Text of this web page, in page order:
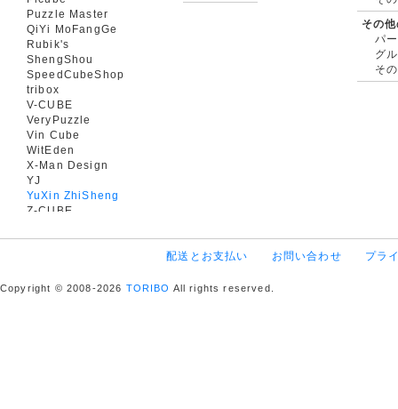
Puzzle Master
QiYi MoFangGe
Rubik's
ShengShou
SpeedCubeShop
tribox
V-CUBE
VeryPuzzle
Vin Cube
WitEden
X-Man Design
YJ
YuXin ZhiSheng
Z-CUBE
その
パ
グ
そ
配送とお支払い お問い合わせ プラ
Copyright © 2008-2026 TORIBO All rights reserved.